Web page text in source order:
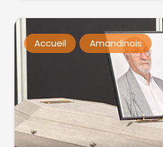
Accueil Amandinois